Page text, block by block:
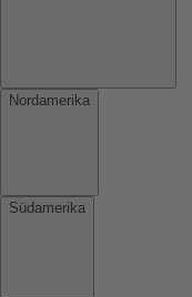
Nordamerika
Südamerika